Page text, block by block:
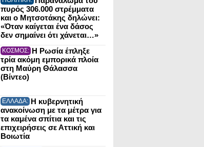
πυρός 306.000 στρέμματα
και ο Μητσοτάκης δηλώνει:
«Όταν καίγεται ένα δάσος
δεν σημαίνει ότι χάνεται…»
ΚΟΣΜΟΣ: Η Ρωσία έπληξε
τρία ακόμη εμπορικά πλοία
στη Μαύρη Θάλασσα
(Βίντεο)
ΕΛΛΑΔΑ: Η κυβερνητική
ανακοίνωση με τα μέτρα για
τα καμένα σπίτια και τις
επιχειρήσεις σε Αττική και
Βοιωτία